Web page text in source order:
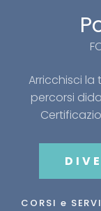
Arricchisci
percorsi
CORSI e